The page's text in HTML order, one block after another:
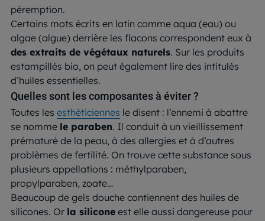
péremption.
Certains mots écrits en latin comme aqua (eau) ou
algae (algue) derrière les flacons correspondent eux à
des extraits de végétaux naturels. Sur les produits
estampillés bio, on peut également lire des intitulés
d’huiles essentielles.
Quelles sont les composantes à éviter ?
Toutes les esthéticiennes le disent : l’ennemi à abattre
se nomme le paraben. Il conduit à un vieillissement
prématuré de la peau, à des allergies et à d’autres
problèmes de fertilité. On trouve cette substance sous
plusieurs appellations : méthylparaben,
propylparaben, zoate…
Beaucoup de gels douche contiennent des huiles de
silicones. Or la silicone est elle aussi dangereuse pour